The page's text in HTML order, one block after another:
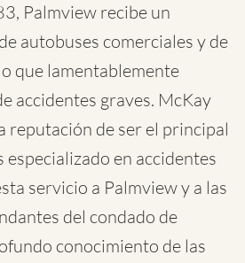
Palmview recibe un
autobuses comerciales y de
que lamentablemente
accidentes graves. McKay
reputación de ser el principal
especializado en accidentes
servicio a Palmview y a las
del condado de
conocimiento de las